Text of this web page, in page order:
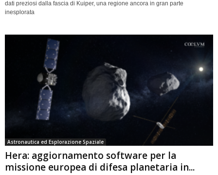
dati preziosi dalla fascia di Kuiper, una regione ancora in gran parte
inesplorata
Astronautica ed Esplorazione Spaziale
Hera: aggiornamento software per la
missione europea di difesa planetaria in...